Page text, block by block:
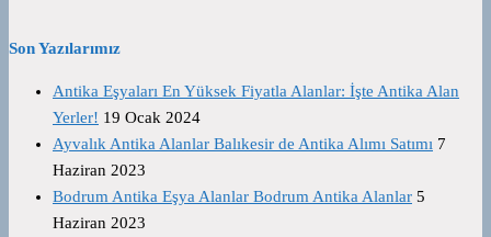
Son Yazılarımız
Antika Eşyaları En Yüksek Fiyatla Alanlar: İşte Antika Alan
Yerler! 19 Ocak 2024
Ayvalık Antika Alanlar Balıkesir de Antika Alımı Satımı 7
Haziran 2023
Bodrum Antika Eşya Alanlar Bodrum Antika Alanlar 5
Haziran 2023